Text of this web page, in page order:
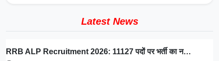
Latest News
RRB ALP Recruitment 2026: 11127 पदों पर भर्ती का न…